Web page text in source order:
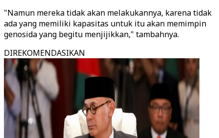
"Namun mereka tidak akan melakukannya, karena tidak
ada yang memiliki kapasitas untuk itu akan memimpin
genosida yang begitu menjijikkan," tambahnya.
DIREKOMENDASIKAN